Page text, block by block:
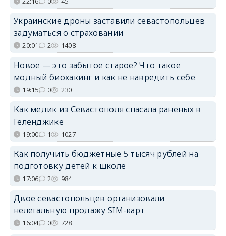
Украинские дроны заставили севастопольцев
задуматься о страховании
20:01 2 1408
Новое — это забытое старое? Что такое
модный биохакинг и как не навредить себе
19:15 0 230
Как медик из Севастополя спасала раненых в
Геленджике
19:00 1 1027
Как получить бюджетные 5 тысяч рублей на
подготовку детей к школе
17:06 2 984
Двое севастопольцев организовали
нелегальную продажу SIM-карт
16:04 0 728